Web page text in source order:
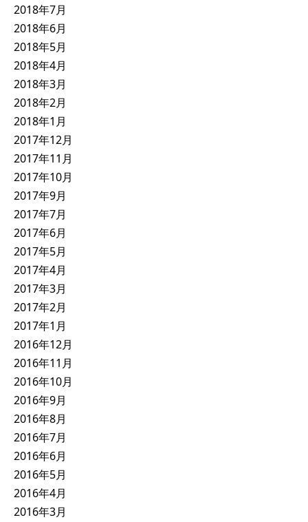
2018年7月
2018年6月
2018年5月
2018年4月
2018年3月
2018年2月
2018年1月
2017年12月
2017年11月
2017年10月
2017年9月
2017年7月
2017年6月
2017年5月
2017年4月
2017年3月
2017年2月
2017年1月
2016年12月
2016年11月
2016年10月
2016年9月
2016年8月
2016年7月
2016年6月
2016年5月
2016年4月
2016年3月